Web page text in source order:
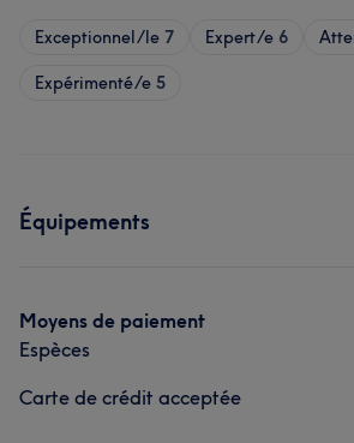
Exceptionnel/le 7 Expert/e 6
Expérimenté/e 5
Équipements
Moyens de paiement
Espèces
Carte de crédit acceptée